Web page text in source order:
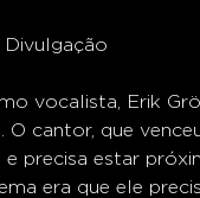
vocalista, Erik
O cantor, que
e precisa estar
era que ele